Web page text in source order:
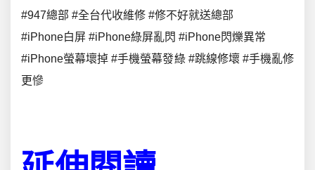
#947總部 #全台代收維修 #修不好就送總部
#iPhone白屏 #iPhone綠屏亂閃 #iPhone閃爍異常
#iPhone螢幕壞掉 #手機螢幕發綠 #跳線修壞 #手機亂修
更慘